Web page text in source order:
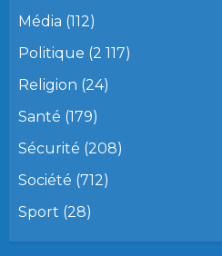
Média (112)
Politique (2 117)
Religion (24)
Santé (179)
Sécurité (208)
Société (712)
Sport (28)